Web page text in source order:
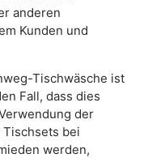
anderen
Kunden und
Tischwäsche ist
Fall, dass dies
der
bei
werden,